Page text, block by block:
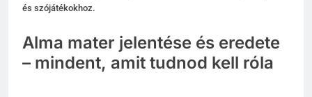
és szójátékokhoz.
Alma mater jelentése és eredete
– mindent, amit tudnod kell róla